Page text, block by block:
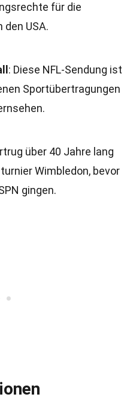
für die
den USA.
: Diese NFL-Sendung ist
Sportübertragungen
über 40 Jahre lang
Wimbledon, bevor
gingen.